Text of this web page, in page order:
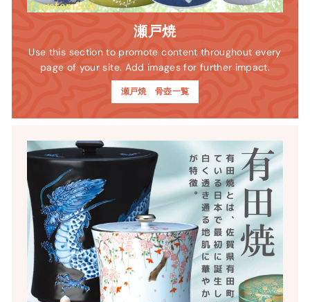
瀬戸焼
Use this section to promote content throughout every
page of your site. Add images for further impact.
瀬戸焼 骨壺一覧